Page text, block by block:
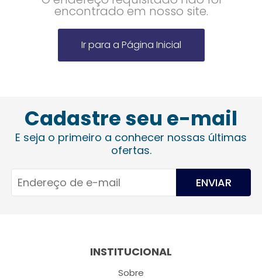
encontrado em nosso site.
Ir para a Página Inicial
Cadastre seu e-mail
E seja o primeiro a conhecer nossas últimas
ofertas.
ENVIAR
INSTITUCIONAL
Sobre